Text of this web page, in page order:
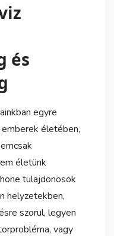
és
egyre
életében,
életünk
tulajdonosok
helyzetekben,
szorul, legyen
vagy